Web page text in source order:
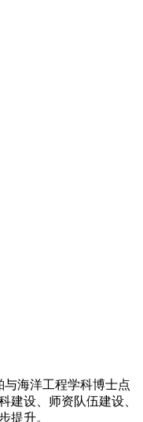
海洋工程学科博士点
建设、师资队伍建设、
提升。